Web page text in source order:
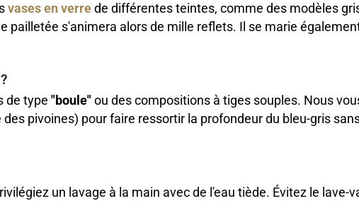
vases en verrede différentes teintes, comme des modèles
pailletée s'animera alors de mille reflets. Il se marie
de type "boule"ou des compositions à tiges souples. Nous
pivoines) pour faire ressortir la profondeur du bleu-gris
un lavage à la main avec de l'eau tiède. Évitez le